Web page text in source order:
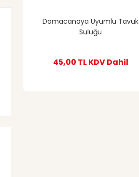
Damacanaya Uyumlu Tavuk
Suluğu
45,00 TLKDV Dahil